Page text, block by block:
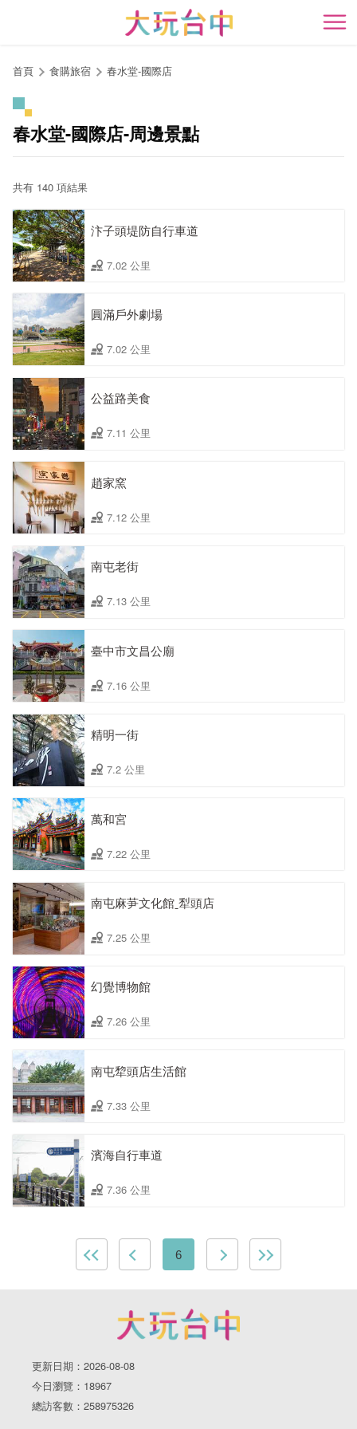
開
首頁 食購旅宿 春水堂-國際店
春水堂-國際店-周邊景點
共有 140 項結果
汴子頭堤防自行車道
7.02 公里
圓滿戶外劇場
7.02 公里
公益路美食
7.11 公里
趙家窯
7.12 公里
南屯老街
7.13 公里
臺中市文昌公廟
7.16 公里
精明一街
7.2 公里
萬和宮
7.22 公里
南屯麻芛文化館ˍ犁頭店
7.25 公里
幻覺博物館
7.26 公里
南屯犂頭店生活館
7.33 公里
濱海自行車道
7.36 公里
6
更新日期：2026-08-08
今日瀏覽：18967
總訪客數：258975326